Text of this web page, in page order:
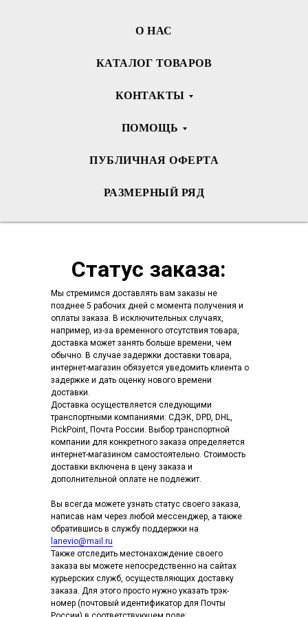
О НАС
КАТАЛОГ ТОВАРОВ
КОНТАКТЫ
ПОМОЩЬ
ПУБЛИЧНАЯ ОФЕРТА
РАЗМЕРНЫЙ РЯД
Статус заказа:
Мы стремимся доставлять вам заказы не
позднее 5 рабочих дней с момента получения и
оплаты заказа. В исключительных случаях,
например, из-за временного отсутствия товара,
доставка может занять больше времени, чем
обычно. В случае задержки доставки товара,
интернет-магазин обязуется уведомить клиента о
задержке и дать оценку нового времени
доставки.
Доставка осуществляется следующими
транспортными компаниями: СДЭК, DPD, DHL,
PickPoint, Почта России. Выбор транспортной
компании для конкретного заказа определяется
интернет-магазином самостоятельно. Стоимость
доставки включена в цену заказа и
дополнительной оплате не подлежит.
Вы всегда можете узнать статус своего заказа,
написав нам через любой мессенджер, а также
обратившись в службу поддержки на
lanevio@mail.ru
Также отследить местонахождение своего
заказа вы можете непосредственно на сайтах
курьерских служб, осуществляющих доставку
заказа. Для этого просто нужно указать трэк-
номер (почтовый идентификатор для Почты